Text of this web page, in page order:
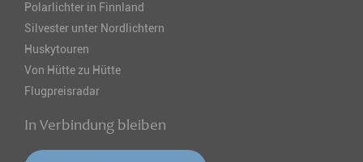
Polarlichter in Finnland
Silvester unter Nordlichtern
Huskytouren
Von Hütte zu Hütte
Flugpreisradar
In Verbindung bleiben